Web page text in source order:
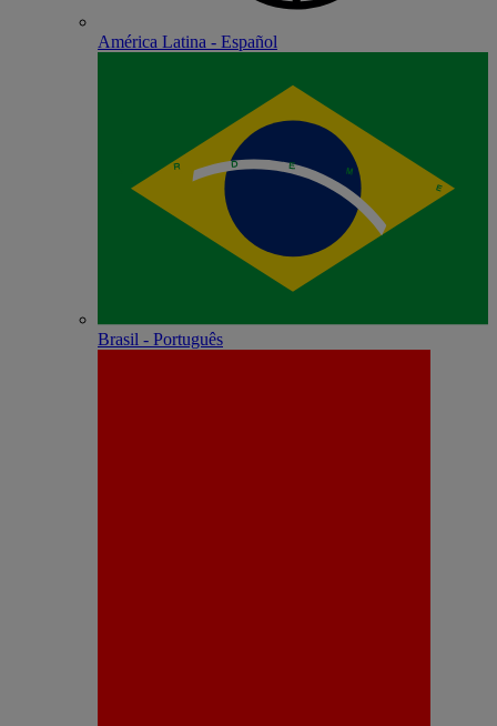
América Latina - Español
Brasil - Português